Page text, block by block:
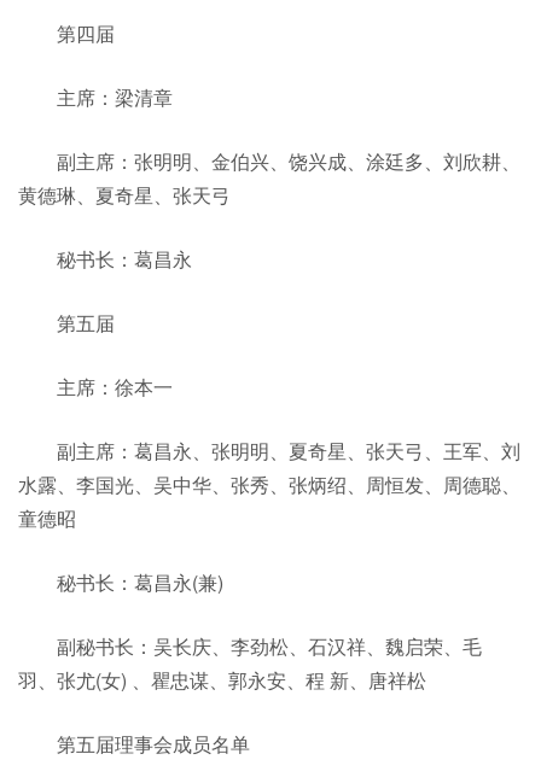
第四届
主席：梁清章
副主席：张明明、金伯兴、饶兴成、涂廷多、刘欣耕、
黄德琳、夏奇星、张天弓
秘书长：葛昌永
第五届
主席：徐本一
副主席：葛昌永、张明明、夏奇星、张天弓、王军、刘
水露、李国光、吴中华、张秀、张炳绍、周恒发、周德聪、
童德昭
秘书长：葛昌永(兼)
副秘书长：吴长庆、李劲松、石汉祥、魏启荣、毛
羽、张尤(女) 、瞿忠谋、郭永安、程 新、唐祥松
第五届理事会成员名单